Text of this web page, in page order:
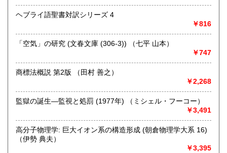
【宅配買取について】
https://www.northbookcenter-kaitori.com/
【出張買取について】
近隣の大学様や研究機関を対象に、 出張買取を行っており
ます。
八王子市や多摩市・日野市・町田市などが中心となります
場所や内容によっては都心や神奈川方面への出張も可能な
場合がございますのでまずはお気軽にご連絡ください。
ヘブライ語聖書対訳シリーズ 4
￥816
「空気」の研究 (文春文庫 (306‐3)) （七平 山本）
￥747
商標法概説 第2版 （田村 善之）
￥2,268
監獄の誕生―監視と処罰 (1977年) （ミシェル・フーコー）
￥3,491
高分子物理学: 巨大イオン系の構造形成 (朝倉物理学大系 16)
（伊勢 典夫）
￥3,395